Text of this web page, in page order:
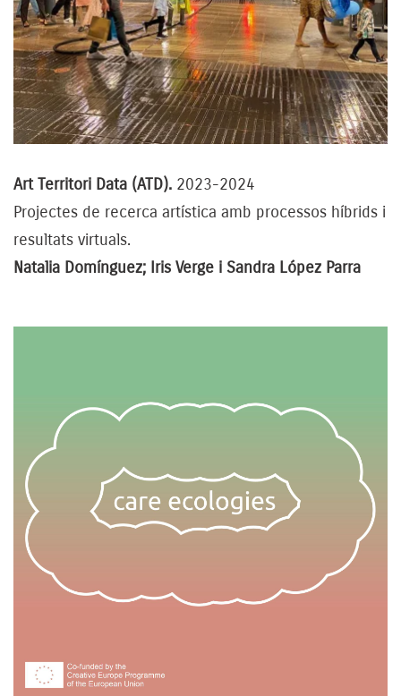
Art Territori Data (ATD). 2023-2024
Projectes de recerca artística amb processos híbrids i
resultats virtuals.
Natalia Domínguez; Iris Verge i Sandra López Parra